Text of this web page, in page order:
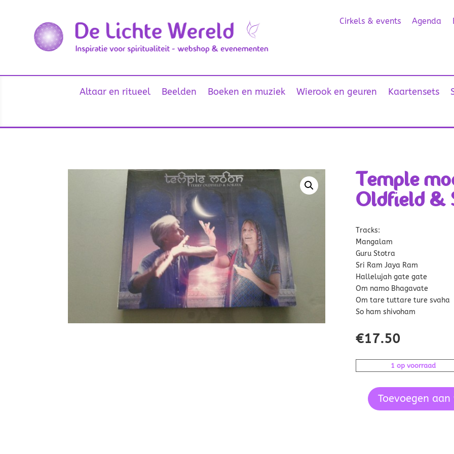
Cirkels & events Agenda
Altaar en ritueel Beelden Boeken en muziek Wierook en geuren Kaartensets
Temple
Oldfield &
Tracks:
Mangalam
Guru Stotra
Sri Ram Jaya Ram
Hallelujah gate gate
Om namo Bhagavate
Om tare tuttare ture svaha
So ham shivoham
€17.50
1 op voorraad
TempleToevoegen